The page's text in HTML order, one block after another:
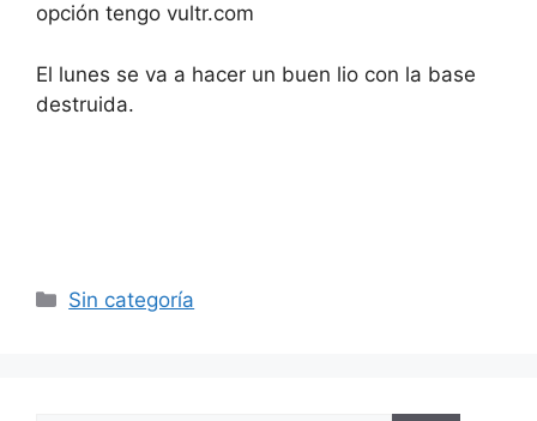
opción tengo vultr.com
El lunes se va a hacer un buen lio con la base
destruida.
Categorías
Sin categoría